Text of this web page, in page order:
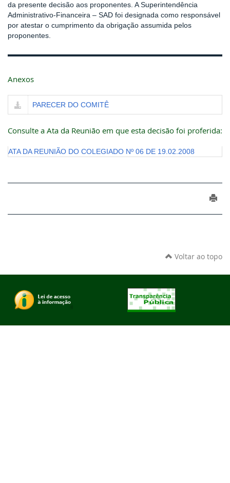
da presente decisão aos proponentes. A Superintendência
Administrativo-Financeira – SAD foi designada como responsável
por atestar o cumprimento da obrigação assumida pelos
proponentes.
Anexos
PARECER DO COMITÊ
Consulte a Ata da Reunião em que esta decisão foi proferida:
ATA DA REUNIÃO DO COLEGIADO Nº 06 DE 19.02.2008
Voltar ao topo